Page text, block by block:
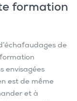
formation
de
envisagées
est de même
et à